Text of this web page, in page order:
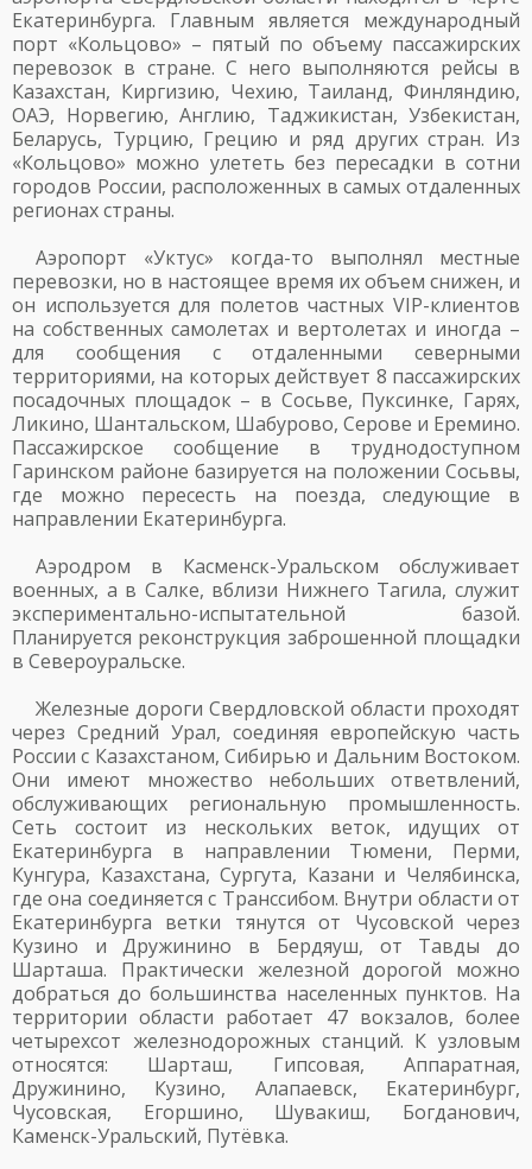
Екатеринбурга. Главным является международный
порт «Кольцово» – пятый по объему пассажирских
перевозок в стране. С него выполняются рейсы в
Казахстан, Киргизию, Чехию, Таиланд, Финляндию,
ОАЭ, Норвегию, Англию, Таджикистан, Узбекистан,
Беларусь, Турцию, Грецию и ряд других стран. Из
«Кольцово» можно улететь без пересадки в сотни
городов России, расположенных в самых отдаленных
регионах страны.
Аэропорт «Уктус» когда-то выполнял местные
перевозки, но в настоящее время их объем снижен, и
он используется для полетов частных VIP-клиентов
на собственных самолетах и вертолетах и иногда –
для сообщения с отдаленными северными
территориями, на которых действует 8 пассажирских
посадочных площадок – в Сосьве, Пуксинке, Гарях,
Ликино, Шантальском, Шабурово, Серове и Еремино.
Пассажирское сообщение в труднодоступном
Гаринском районе базируется на положении Сосьвы,
где можно пересесть на поезда, следующие в
направлении Екатеринбурга.
Аэродром в Касменск-Уральском обслуживает
военных, а в Салке, вблизи Нижнего Тагила, служит
экспериментально-испытательной базой.
Планируется реконструкция заброшенной площадки
в Североуральске.
Железные дороги Свердловской области проходят
через Средний Урал, соединяя европейскую часть
России с Казахстаном, Сибирью и Дальним Востоком.
Они имеют множество небольших ответвлений,
обслуживающих региональную промышленность.
Сеть состоит из нескольких веток, идущих от
Екатеринбурга в направлении Тюмени, Перми,
Кунгура, Казахстана, Сургута, Казани и Челябинска,
где она соединяется с Транссибом. Внутри области от
Екатеринбурга ветки тянутся от Чусовской через
Кузино и Дружинино в Бердяуш, от Тавды до
Шарташа. Практически железной дорогой можно
добраться до большинства населенных пунктов. На
территории области работает 47 вокзалов, более
четырехсот железнодорожных станций. К узловым
относятся: Шарташ, Гипсовая, Аппаратная,
Дружинино, Кузино, Алапаевск, Екатеринбург,
Чусовская, Егоршино, Шувакиш, Богданович,
Каменск-Уральский, Путёвка.